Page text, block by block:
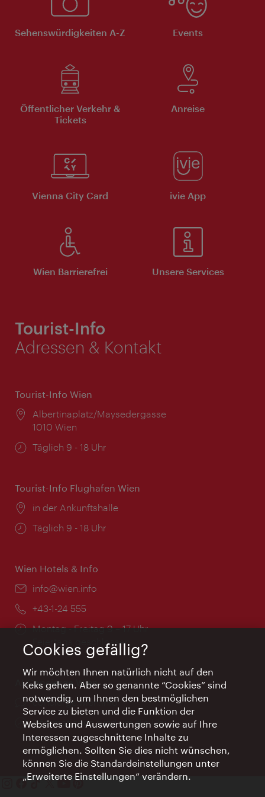
Sehenswürdigkeiten A-Z Events
Öffentlicher Verkehr &
Tickets
Anreise
Vienna City Card ivie App
Wien Barrierefrei Unsere Services
Tourist-Info
Adressen & Kontakt
Tourist-Info Wien
Ort:
Albertinaplatz/Maysedergasse
1010 Wien
Öffnungszeiten:
Täglich 9 - 18 Uhr
Tourist-Info Flughafen Wien
Ort:
in der Ankunftshalle
Öffnungszeiten:
Täglich 9 - 18 Uhr
Wien Hotels & Info
Email:
info@wien.info
Telefon:
+43-1-24 555
Öffnungszeiten:
Montag - Freitag 9 – 17 Uhr
Feiertags geschlossen
AI Concierge Wien
Ort:
concierge.wien.info
Öffnungszeiten:
Informationen rund um die Uhr
Cookies gefällig?
Wir möchten Ihnen natürlich nicht auf den
Keks gehen. Aber so genannte “Cookies” sind
notwendig, um Ihnen den bestmöglichen
Service zu bieten und die Funktion der
Websites und Auswertungen sowie auf Ihre
Interessen zugeschnittene Inhalte zu
ermöglichen. Sollten Sie dies nicht wünschen,
können Sie die Standardeinstellungen unter
„Erweiterte Einstellungen“ verändern.